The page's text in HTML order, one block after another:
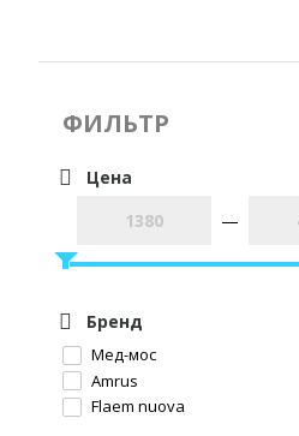
ФИЛЬТР
Цена
—
Бренд
Мед-мос
Amrus
Flaem nuova